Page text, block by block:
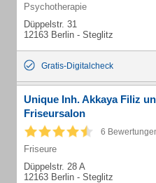
Psychotherapie
Düppelstr. 31
12163 Berlin - Steglitz
Gratis-Digitalcheck
Unique Inh. Akkaya Filiz
Friseursalon
6
Friseure
Düppelstr. 28 A
12163 Berlin - Steglitz